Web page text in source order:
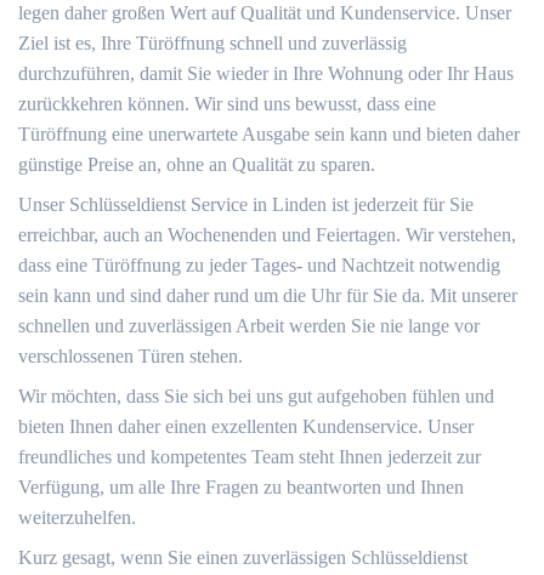
legen daher großen Wert auf Qualität und Kundenservice. Unser
Ziel ist es, Ihre Türöffnung schnell und zuverlässig
durchzuführen, damit Sie wieder in Ihre Wohnung oder Ihr Haus
zurückkehren können. Wir sind uns bewusst, dass eine
Türöffnung eine unerwartete Ausgabe sein kann und bieten daher
günstige Preise an, ohne an Qualität zu sparen.
Unser Schlüsseldienst Service in Linden ist jederzeit für Sie
erreichbar, auch an Wochenenden und Feiertagen. Wir verstehen,
dass eine Türöffnung zu jeder Tages- und Nachtzeit notwendig
sein kann und sind daher rund um die Uhr für Sie da. Mit unserer
schnellen und zuverlässigen Arbeit werden Sie nie lange vor
verschlossenen Türen stehen.
Wir möchten, dass Sie sich bei uns gut aufgehoben fühlen und
bieten Ihnen daher einen exzellenten Kundenservice. Unser
freundliches und kompetentes Team steht Ihnen jederzeit zur
Verfügung, um alle Ihre Fragen zu beantworten und Ihnen
weiterzuhelfen.
Kurz gesagt, wenn Sie einen zuverlässigen Schlüsseldienst